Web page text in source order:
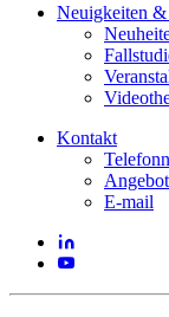
Neuigkeiten
Kontakt
E-mail